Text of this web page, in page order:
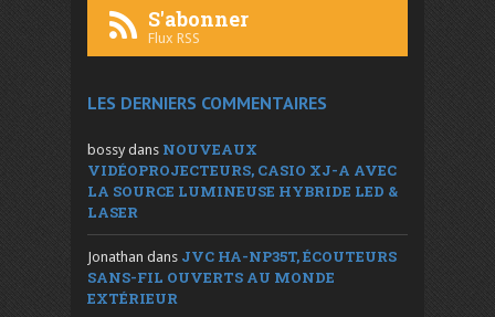
S'abonner
Flux RSS
LES DERNIERS COMMENTAIRES
bossy dans NOUVEAUX
VIDÉOPROJECTEURS, CASIO XJ-A AVEC
LA SOURCE LUMINEUSE HYBRIDE LED &
LASER
Jonathan dans JVC HA-NP35T, ÉCOUTEURS
SANS-FIL OUVERTS AU MONDE
EXTÉRIEUR